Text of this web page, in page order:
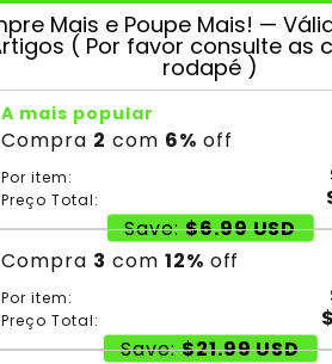
Mais e Poupe Mais! —
( Por favor consulte as
rodapé )
A mais popular
Compra 2 com 6% off
Por item:
Preço Total:
Save: $6.99 USD
Compra 3 com 12% off
Por item:
Preço Total:
Save: $21.99 USD